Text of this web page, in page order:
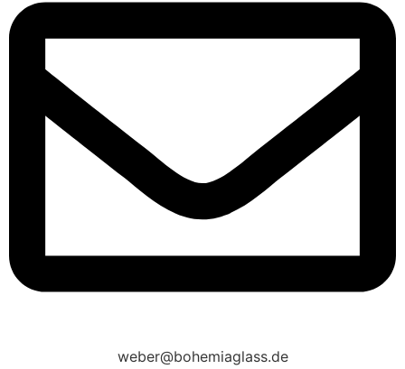
weber@bohemiaglass.de